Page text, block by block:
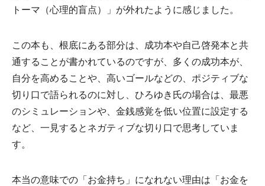
トーマ（心理的盲点）」が外れたように感じました。
この本も、根底にある部分は、成功本や自己啓発本と共
通することが書かれているのですが、多くの成功本が、
自分を高めることや、高いゴールなどの、ポジティブな
切り口で語られるのに対し、ひろゆき氏の場合は、最悪
のシミュレーションや、金銭感覚を低い位置に設定する
など、一見するとネガティブな切り口で思考していま
す。
本当の意味での「お金持ち」になれない理由は「お金を